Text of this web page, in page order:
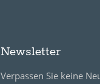
Newsletter
Verpassen Sie keine